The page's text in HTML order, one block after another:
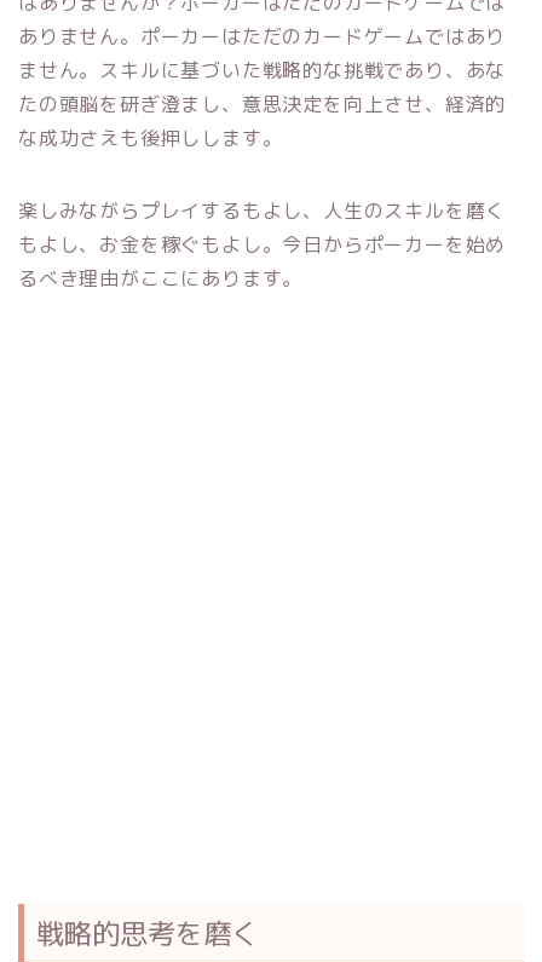
ありません。ポーカーはただのカードゲームではあり
ません。スキルに基づいた戦略的な挑戦であり、あな
たの頭脳を研ぎ澄まし、意思決定を向上させ、経済的
な成功さえも後押しします。
楽しみながらプレイするもよし、人生のスキルを磨く
もよし、お金を稼ぐもよし。今日からポーカーを始め
るべき理由がここにあります。
戦略的思考を磨く